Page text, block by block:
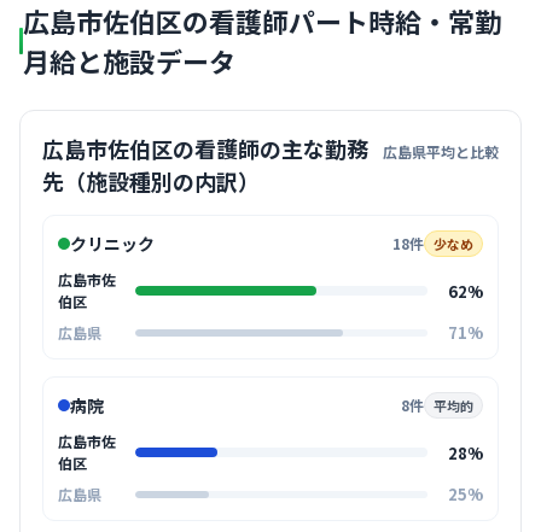
広島市佐伯区の看護師パート時給・常勤
月給と施設データ
広島市佐伯区の看護師の主な勤務
先（施設種別の内訳）
広島県平均と比較
クリニック 18件 少なめ
広島市佐
伯区
62%
広島県 71%
病院 8件 平均的
広島市佐
伯区
28%
広島県 25%